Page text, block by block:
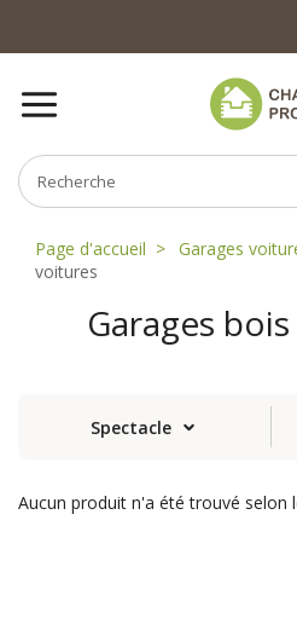
Page d'accueil Garages
voitures
Garages
Spectacle
Aucun produit n'a été trouvé selon